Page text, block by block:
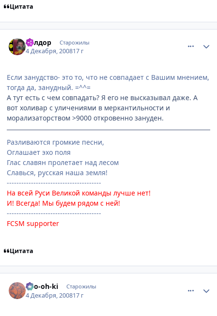
Цитата
Гилдор Старожилы
4 Декабря, 200817 г
Если занудство- это то, что не совпадает с Вашим мнением,
тогда да, занудный. =^^=
А тут есть с чем совпадать? Я его не высказывал даже. А
вот холивар с уличениями в меркантильности и
морализаторством >9000 откровенно зануден.
Разливаются громкие песни,
Оглашает эхо поля
Глас славян пролетает над лесом
Славься, русская наша земля!
---------------------------------------
На всей Руси Великой команды лучше нет!
И! Всегда! Мы будем рядом с ней!
---------------------------------------
FCSM supporter
Цитата
Ryo-oh-ki Старожилы
4 Декабря, 200817 г